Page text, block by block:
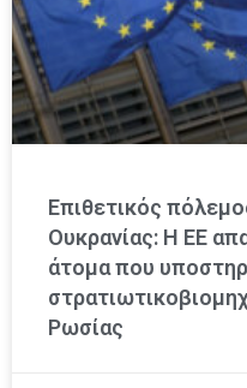
Επιθετικός
Ουκρανίας: Η ΕΕ
άτομα που
Ρωσίας